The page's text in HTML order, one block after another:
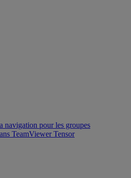
navigation pour les groupes
TeamViewer Tensor